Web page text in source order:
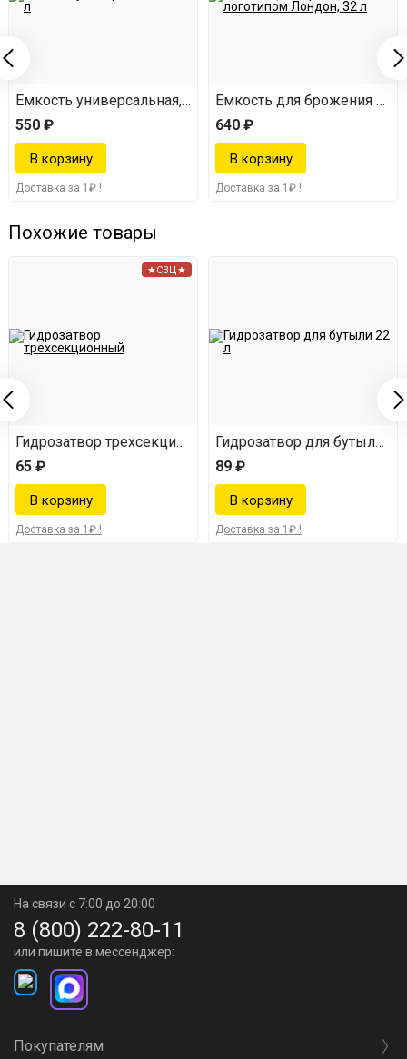
Емкость универсальная, 32 л
550 ₽
Доставка за 1₽ !
Емкость для брожения с
640 ₽
Доставка за 1₽ !
Похожие товары
★СВЦ★
Гидрозатвор трехсекционный
65 ₽
Доставка за 1₽ !
Гидрозатвор для бутыли 22
89 ₽
Доставка за 1₽ !
На связи с 7:00 до 20:00
8 (800) 222-80-11
или пишите в мессенджер:
Покупателям